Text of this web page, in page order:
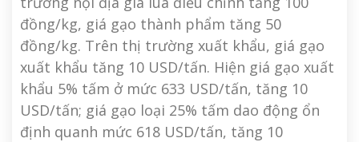
đồng/kg, giá gạo thành phẩm tăng 50
đồng/kg. Trên thị trường xuất khẩu, giá gạo
xuất khẩu tăng 10 USD/tấn. Hiện giá gạo xuất
khẩu 5% tấm ở mức 633 USD/tấn, tăng 10
USD/tấn; giá gạo loại 25% tấm dao động ổn
định quanh mức 618 USD/tấn, tăng 10